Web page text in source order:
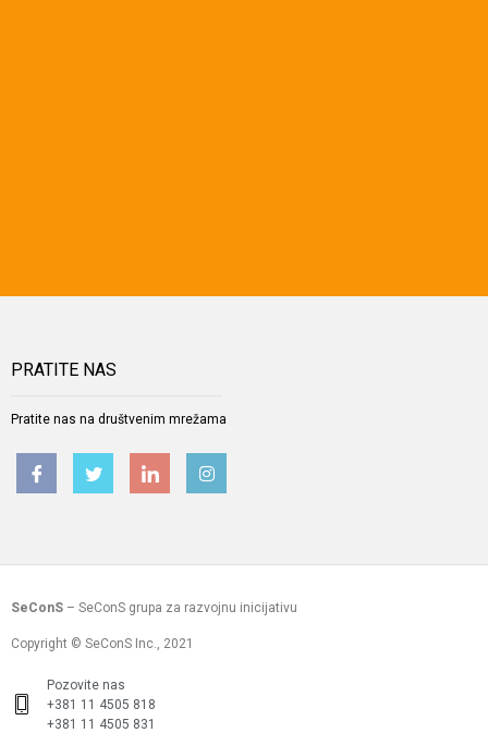
PRATITE NAS
Pratite nas na društvenim mrežama
SeConS – SeConS grupa za razvojnu inicijativu
Copyright © SeConS Inc., 2021
Pozovite nas
+381 11 4505 818
+381 11 4505 831